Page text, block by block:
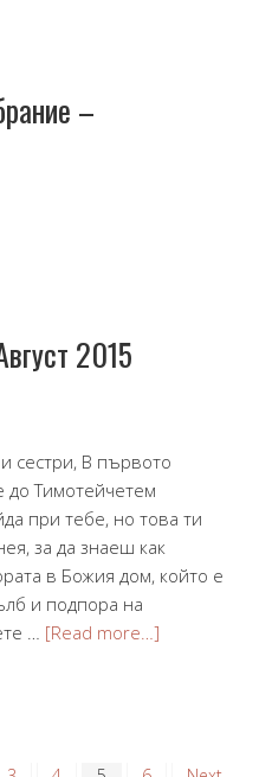
–
2015
сестри, В първото
до Тимотейчетем
при тебе, но това ти
за да знаеш как
в Божия дом, който е
и подпора на
… [Read more…]